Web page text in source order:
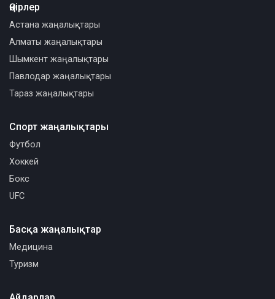
Өңірлер
Астана жаңалықтары
Алматы жаңалықтары
Шымкент жаңалықтары
Павлодар жаңалықтары
Тараз жаңалықтары
Спорт жаңалықтары
Футбол
Хоккей
Бокс
UFC
Басқа жаңалықтар
Медицина
Туризм